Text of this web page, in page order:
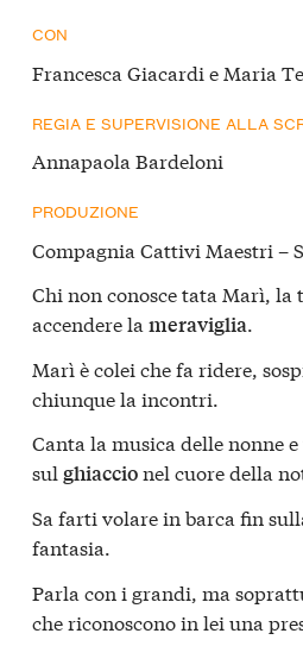
CON
Francesca Giacardi e Maria
REGIA E SUPERVISIONE ALLA
Annapaola Bardeloni
PRODUZIONE
Compagnia Cattivi Maestri –
Chi non conosce tata Marì, la
accendere la meraviglia.
Marì è colei che fa ridere,
chiunque la incontri.
Canta la musica delle nonne
sul ghiaccionel cuore della
Sa farti volare in barca fin
fantasia.
Parla con i grandi, ma
che riconoscono in lei una